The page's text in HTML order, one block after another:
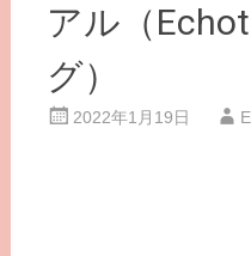
アル（
グ）
2022年1月19日